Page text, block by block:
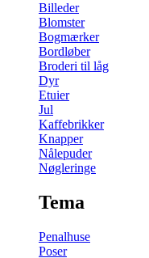
Billeder
Blomster
Bogmærker
Bordløber
Broderi til låg
Dyr
Etuier
Jul
Kaffebrikker
Knapper
Nålepuder
Nøgleringe
Tema
Penalhuse
Poser